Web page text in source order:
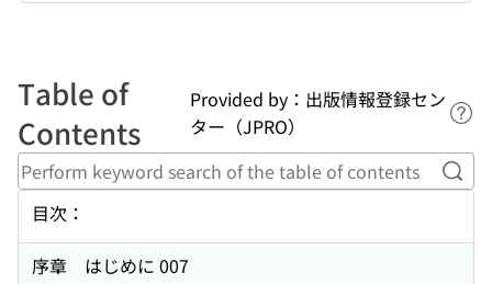
Table of
Contents
Provided by：出版情報登録セン
ター（JPRO）
目次：
序章 はじめに 007